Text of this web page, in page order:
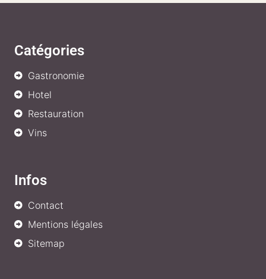
Catégories
Gastronomie
Hotel
Restauration
Vins
Infos
Contact
Mentions légales
Sitemap